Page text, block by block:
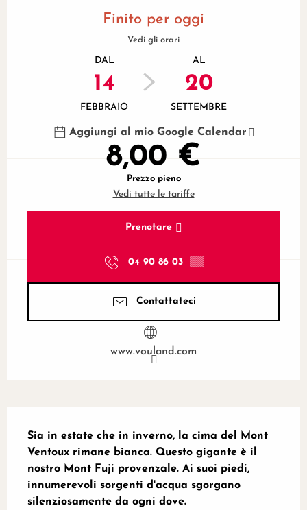
Finito per oggi
Vedi gli orari
DAL
14
FEBBRAIO
AL
20
SETTEMBRE
Aggiungi al mio Google Calendar
8,00 €
Prezzo pieno
Vedi tutte le tariffe
Prenotare
04 90 86 03 ▒▒
Contattateci
www.vouland.com
Sia in estate che in inverno, la cima del Mont
Ventoux rimane bianca. Questo gigante è il
nostro Mont Fuji provenzale. Ai suoi piedi,
innumerevoli sorgenti d'acqua sgorgano
silenziosamente da ogni dove.